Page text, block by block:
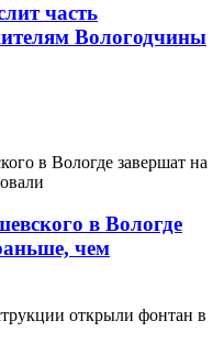
часть
Вологодчины
в Вологде
чем